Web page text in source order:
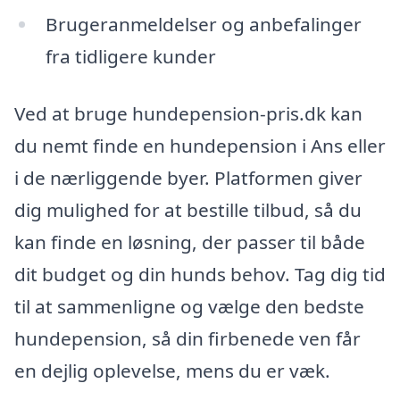
Brugeranmeldelser og anbefalinger
fra tidligere kunder
Ved at bruge hundepension-pris.dk kan
du nemt finde en hundepension i Ans eller
i de nærliggende byer. Platformen giver
dig mulighed for at bestille tilbud, så du
kan finde en løsning, der passer til både
dit budget og din hunds behov. Tag dig tid
til at sammenligne og vælge den bedste
hundepension, så din firbenede ven får
en dejlig oplevelse, mens du er væk.